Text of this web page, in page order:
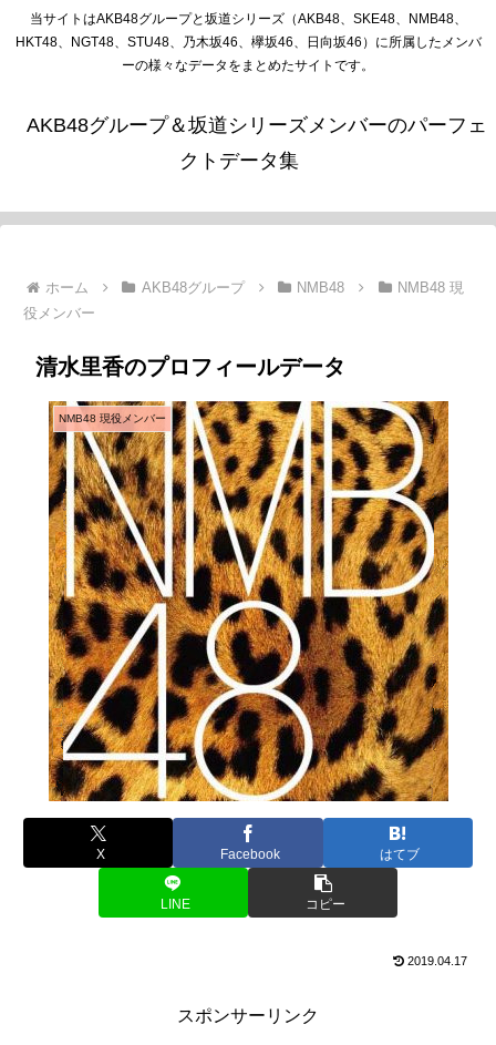
当サイトはAKB48グループと坂道シリーズ（AKB48、SKE48、NMB48、
HKT48、NGT48、STU48、乃木坂46、欅坂46、日向坂46）に所属したメンバ
ーの様々なデータをまとめたサイトです。
AKB48グループ＆坂道シリーズメンバーのパーフェ
クトデータ集
ホーム AKB48グループ NMB48
NMB48 現
役メンバー
清水里香のプロフィールデータ
NMB48 現役メンバー
X Facebook はてブ
LINE コピー
2019.04.17
スポンサーリンク